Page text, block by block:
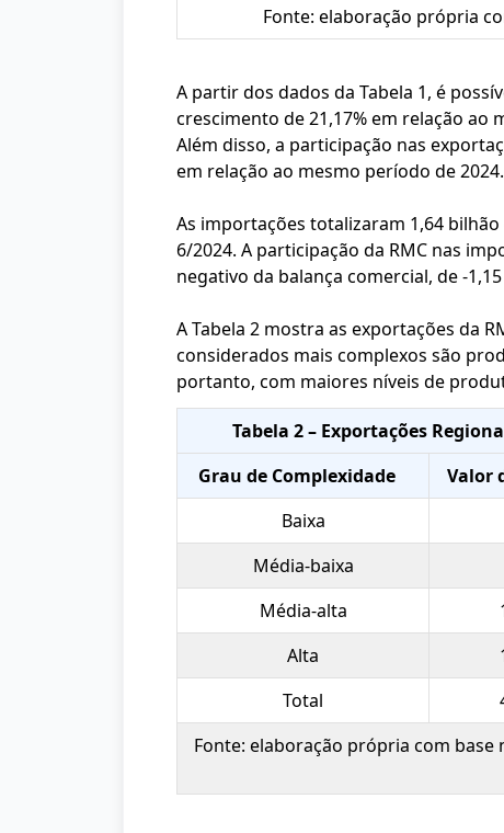
Fonte: elaboração própria
A partir dos dados da Tabela 1, é
crescimento de 21,17% em relação ao
Além disso, a participação nas
em relação ao mesmo período de 2024.
As importações totalizaram 1,64
6/2024. A participação da RMC nas
negativo da balança comercial, de -
A Tabela 2 mostra as exportações da
considerados mais complexos são
portanto, com maiores níveis de
Tabela 2 – Exportações
Grau de Complexidade
Valor
Baixa
Média-baixa
Média-alta
Alta
Total
Fonte: elaboração própria com